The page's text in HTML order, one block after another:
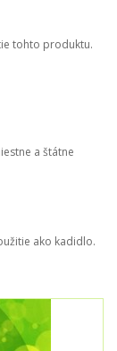
tohto produktu.
a štátne
ako kadidlo.